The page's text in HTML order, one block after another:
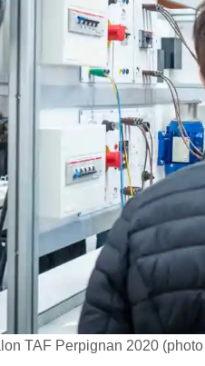
TAF Perpignan 2020